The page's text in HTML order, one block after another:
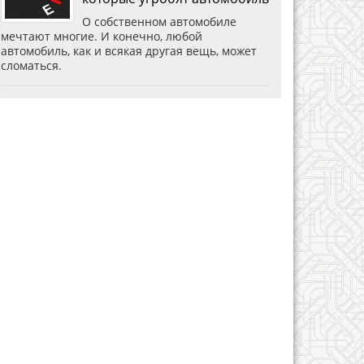
О собственном автомобиле
мечтают многие. И конечно, любой
автомобиль, как и всякая другая вещь, может
сломаться.